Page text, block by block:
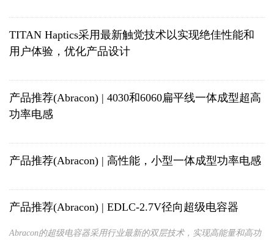
TITAN Haptics采用最新触觉技术以实现绝佳性能和
用户体验，优化产品设计
产品推荐(Abracon) | 4030和6060扁平线一体成型超高
功率电感
产品推荐(Abracon) | 高性能，小型一体成型功率电感
产品推荐(Abracon) | EDLC-2.7V径向超级电容器
Abracon的超级电容器采用行业最新的双层技术，实现高能量和高功